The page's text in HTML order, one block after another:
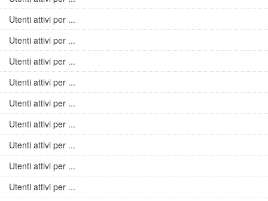
Utenti attivi per ...
Utenti attivi per ...
Utenti attivi per ...
Utenti attivi per ...
Utenti attivi per ...
Utenti attivi per ...
Utenti attivi per ...
Utenti attivi per ...
Utenti attivi per ...